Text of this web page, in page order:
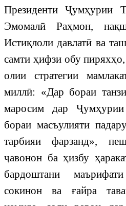
Президенти Ҷумҳурии
Эмомалӣ Раҳмон,
Истиқлоли давлатӣ ва
самти ҳифзи обу
олии стратегии
миллӣ: «Дар бораи
маросим дар
бораи масъулияти
тарбияи фарзанд»,
ҷавонон ба ҳизбу
бардоштани
сокинон ва ғайра